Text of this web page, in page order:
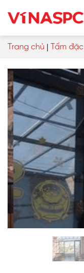
Trang chủ | Tấm đặc